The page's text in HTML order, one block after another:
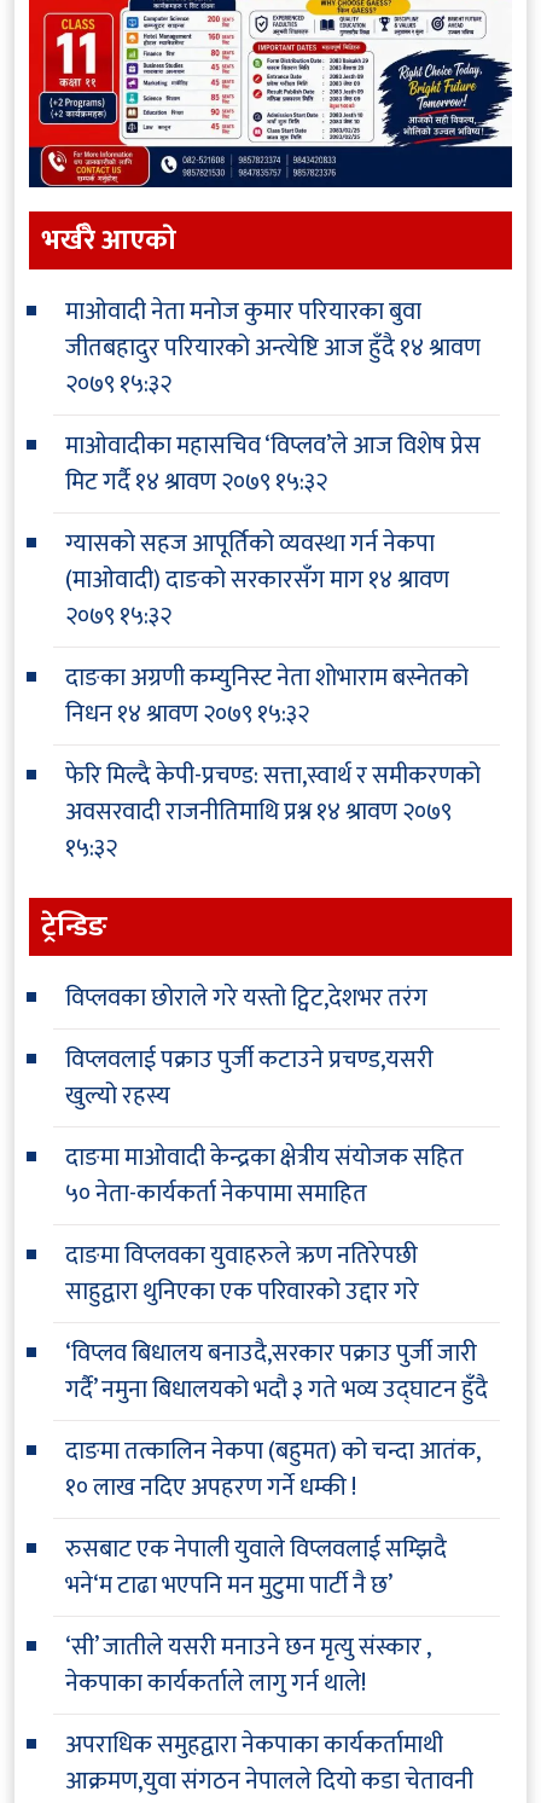
भर्खरै आएकाे
माओवादी नेता मनोज कुमार परियारका बुवा
जीतबहादुर परियारको अन्त्येष्टि आज हुँदै१४ श्रावण
२०७९ १५:३२
माओवादीका महासचिव ‘विप्लव’ले आज विशेष प्रेस
मिट गर्दै१४ श्रावण २०७९ १५:३२
ग्यासको सहज आपूर्तिको व्यवस्था गर्न नेकपा
(माओवादी) दाङको सरकारसँग माग१४ श्रावण
२०७९ १५:३२
दाङका अग्रणी कम्युनिस्ट नेता शोभाराम बस्नेतको
निधन१४ श्रावण २०७९ १५:३२
फेरि मिल्दै केपी-प्रचण्ड: सत्ता,स्वार्थ र समीकरणको
अवसरवादी राजनीतिमाथि प्रश्न१४ श्रावण २०७९
१५:३२
ट्रेन्डिङ
विप्लवका छोराले गरे यस्तो ट्विट,देशभर तरंग
विप्लवलाई पक्राउ पुर्जी कटाउने प्रचण्ड,यसरी
खुल्यो रहस्य
दाङमा माओवादी केन्द्रका क्षेत्रीय संयोजक सहित
५० नेता-कार्यकर्ता नेकपामा समाहित
दाङमा विप्लवका युवाहरुले ऋण नतिरेपछी
साहुद्वारा थुनिएका एक परिवारको उद्दार गरे
‘विप्लव बिधालय बनाउदै,सरकार पक्राउ पुर्जी जारी
गर्दै’ नमुना बिधालयको भदौ ३ गते भव्य उद्घाटन हुँदै
दाङमा तत्कालिन नेकपा (बहुमत) को चन्दा आतंक,
१० लाख नदिए अपहरण गर्ने धम्की !
रुसबाट एक नेपाली युवाले विप्लवलाई सम्झिदै
भने‘म टाढा भएपनि मन मुटुमा पार्टी नै छ’
‘सी’ जातीले यसरी मनाउने छन मृत्यु संस्कार ,
नेकपाका कार्यकर्ताले लागु गर्न थाले!
अपराधिक समुहद्वारा नेकपाका कार्यकर्तामाथी
आक्रमण,युवा संगठन नेपालले दियो कडा चेतावनी